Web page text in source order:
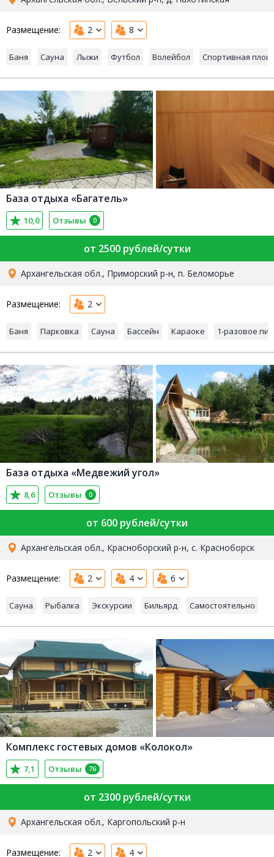
Размещение: 2 8
Баня Сауна Лыжи Футбол Волейбол Спортивная
База отдыха «Багатель»
10,0 Отзывы 0
от 2500 рублей/сутки
Архангельская обл., Приморский р-н, п. Беломорье
Размещение: 2
Баня Парковка Сауна Бассейн Караоке 1-разовое
База отдыха «Медвежий угол»
8,6 Отзывы 0
от 600 рублей/сутки
Архангельская обл., Красноборский р-н, с. Красноборск
Размещение: 2 4 6
Сауна Рыбалка Экскурсии Бильярд Самостоятельно
Комплекс гостевых домов «Колокол»
7,1 Отзывы 76
от 2300 рублей/сутки
Архангельская обл., Каргопольский р-н
Размещение: 2 4